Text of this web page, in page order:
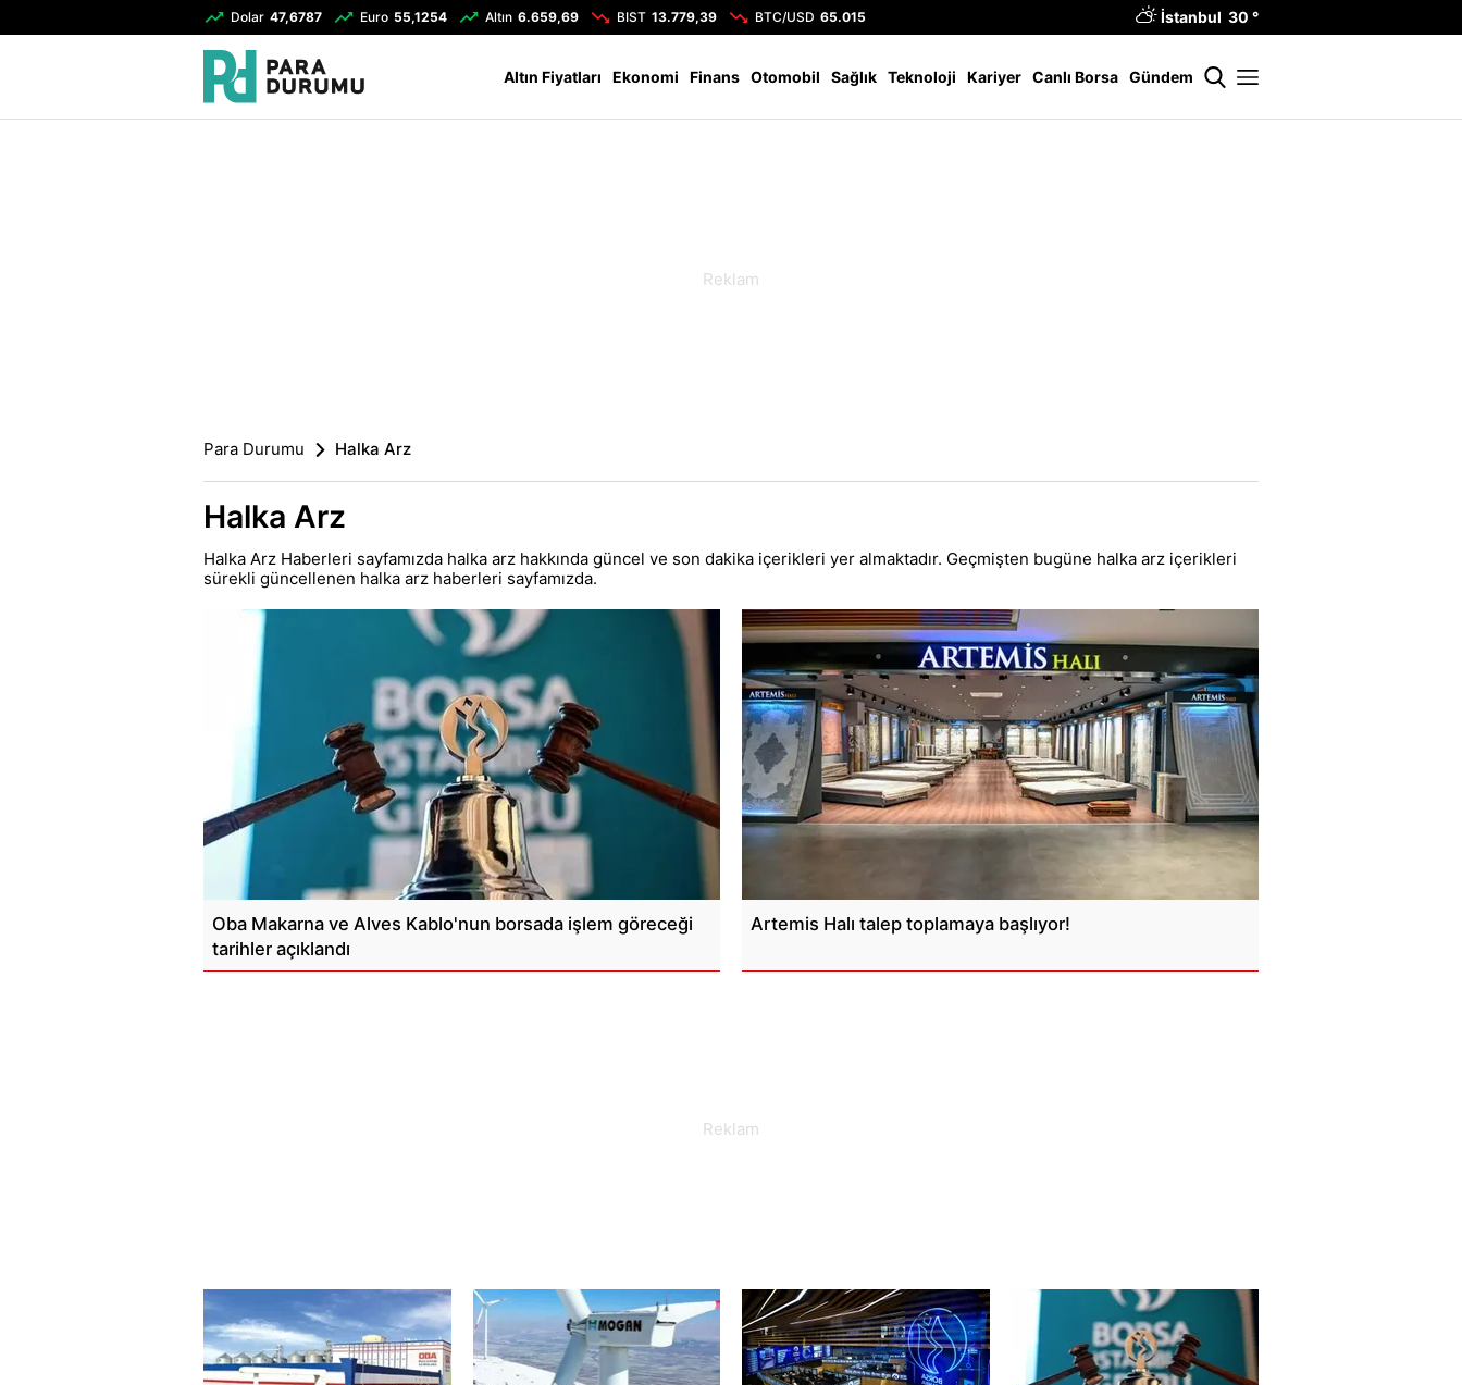
Dolar 47,6787 Euro 55,1254 Altın 6.659,69 BIST 13.779,39 BTC/USD 65.015 İstanbul 30 °
Altın Fiyatları Ekonomi Finans Otomobil Sağlık Teknoloji Kariyer Canlı Borsa Gündem
Para Durumu Halka Arz
Halka Arz
Halka Arz Haberleri sayfamızda halka arz hakkında güncel ve son dakika içerikleri yer almaktadır. Geçmişten bugüne halka arz içerikleri
sürekli güncellenen halka arz haberleri sayfamızda.
Oba Makarna ve Alves Kablo'nun borsada işlem göreceği
tarihler açıklandı
Artemis Halı talep toplamaya başlıyor!